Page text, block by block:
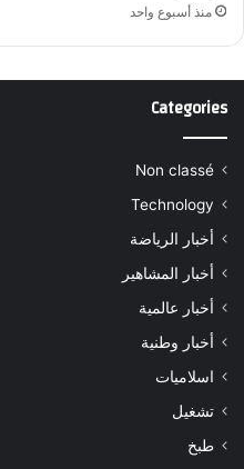
منذ أسبوع واحد
Categories
Non classé
Technology
أخبار الرياضة
أخبار المشاهير
أخبار عالمية
أخبار وطنية
اسلاميات
تشغيل
طبخ